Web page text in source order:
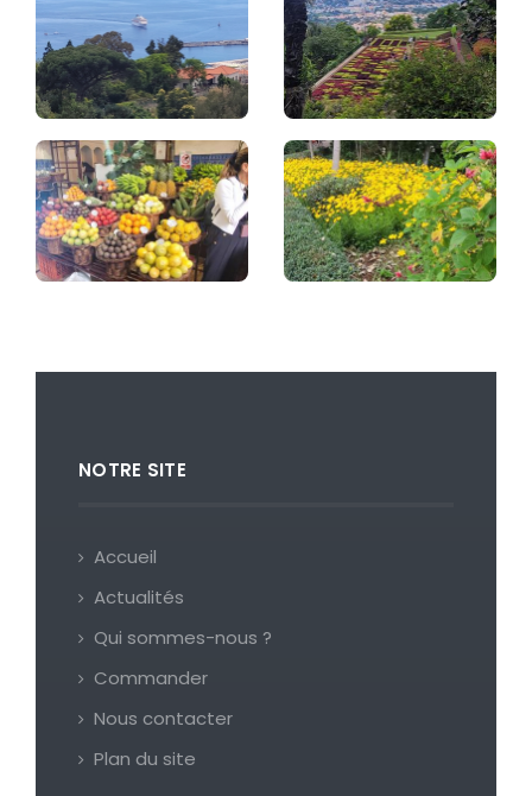
NOTRE SITE
Accueil
Actualités
Qui sommes-nous ?
Commander
Nous contacter
Plan du site